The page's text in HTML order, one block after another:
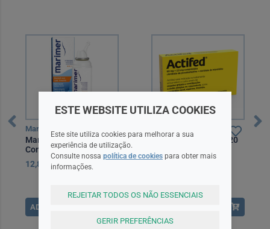
Marimer
Marimer Nariz Entupido
Constipação100Ml
12,85EUR
ADICIONAR
Actifed, 60/2,5 mg x 20
ESTE WEBSITE UTILIZA COOKIES
Este site utiliza cookies para melhorar a sua
experiência de utilização.
Consulte nossa política de cookies para obter mais
informações.
REJEITAR TODOS OS NÃO ESSENCIAIS
GERIR PREFERÊNCIAS